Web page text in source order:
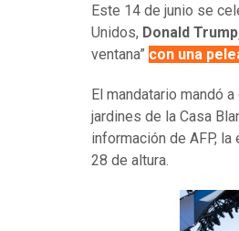
Este 14 de junio se
Unidos, Donald
ventana” con una
El mandatario mandó
jardines de la Casa
información de AFP,
28 de altura.